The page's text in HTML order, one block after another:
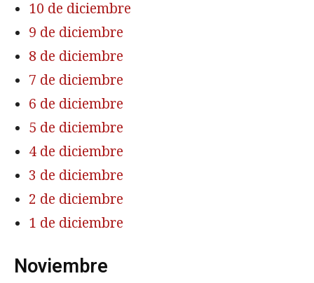
10 de diciembre
9 de diciembre
8 de diciembre
7 de diciembre
6 de diciembre
5 de diciembre
4 de diciembre
3 de diciembre
2 de diciembre
1 de diciembre
Noviembre